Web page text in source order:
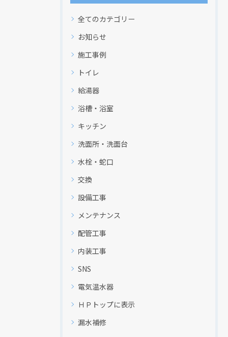
全てのカテゴリー
お知らせ
施工事例
トイレ
給湯器
浴槽・浴室
キッチン
洗面所・洗面台
水栓・蛇口
交換
設備工事
メンテナンス
配管工事
内装工事
SNS
電気温水器
ＨＰトップに表示
漏水補修